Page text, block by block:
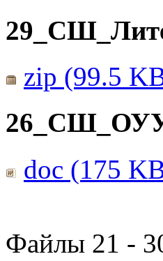
zip (99.5
doc (175
Файлы 21 -